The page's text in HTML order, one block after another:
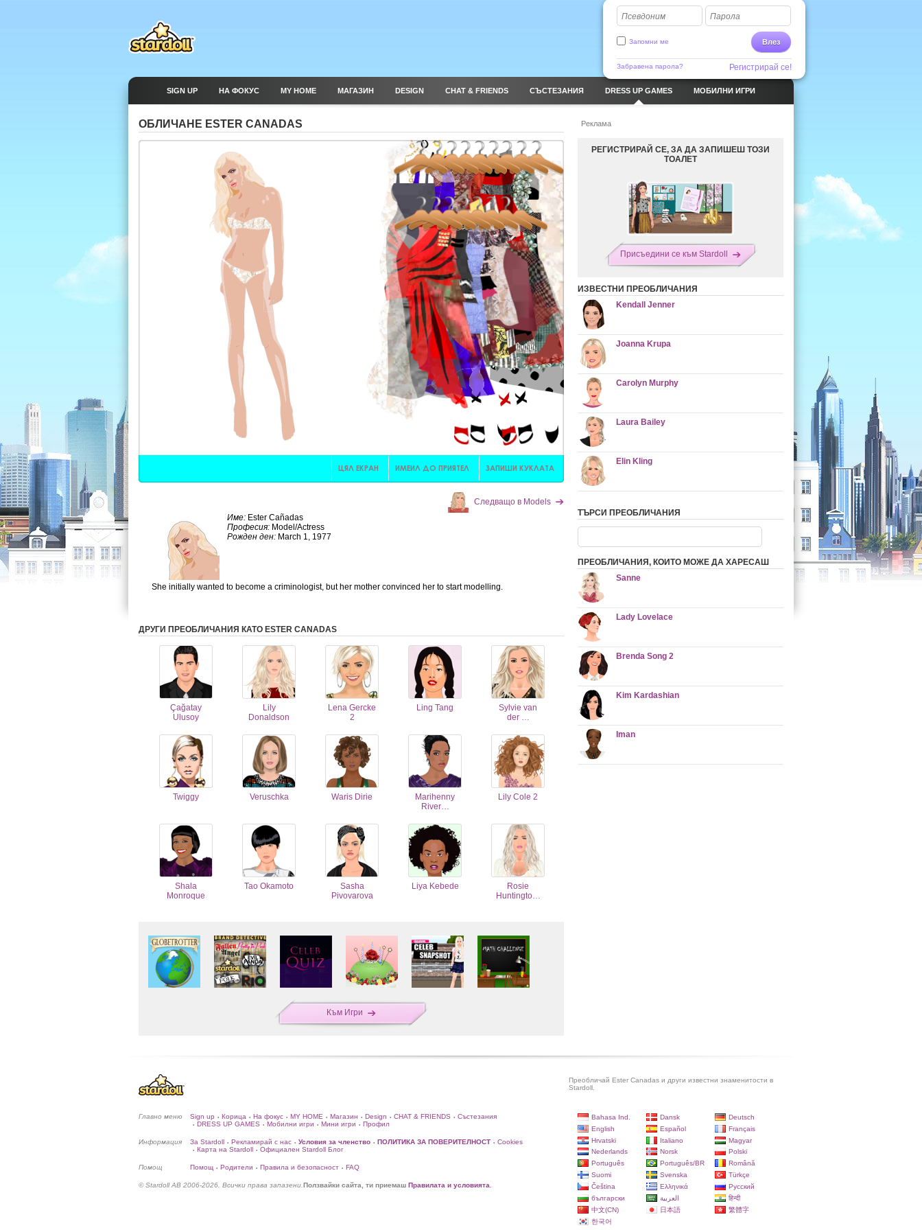
Псевдоним Парола
Влез
Запомни ме
Забравена парола? Регистрирай се!
SIGN UP НА ФОКУС MY HOME МАГАЗИН DESIGN CHAT & FRIENDS СЪСТЕЗАНИЯ DRESS UP GAMES МОБИЛНИ ИГРИ
ОБЛИЧАНЕ ESTER CANADAS
Следващо в Models
Име: Ester Cañadas
Професия: Model/Actress
Рожден ден: March 1, 1977
She initially wanted to become a criminologist, but her mother convinced her to start modelling.
ДРУГИ ПРЕОБЛИЧАНИЯ КАТО ESTER CANADAS
Çağatay
Ulusoy
Lily
Donaldson
Lena Gercke
2
Ling Tang
Sylvie van
der …
Twiggy Veruschka Waris Dirie
Marihenny
River…
Lily Cole 2
Shala
Monroque
Tao Okamoto
Sasha
Pivovarova
Liya Kebede
Rosie
Huntingto…
Към Игри
Реклама
РЕГИСТРИРАЙ СЕ, ЗА ДА ЗАПИШЕШ ТОЗИ
ТОАЛЕТ
Присъедини се към Stardoll
ИЗВЕСТНИ ПРЕОБЛИЧАНИЯ
Kendall Jenner
Joanna Krupa
Carolyn Murphy
Laura Bailey
Elin Kling
ТЪРСИ ПРЕОБЛИЧАНИЯ
ПРЕОБЛИЧАНИЯ, КОИТО МОЖЕ ДА ХАРЕСАШ
Sanne
Lady Lovelace
Brenda Song 2
Kim Kardashian
Iman
Преобличай Ester Canadas и други известни знаменитости в
Stardoll.
Главно меню Sign up • Корица • На фокус • MY HOME • Магазин • Design • CHAT & FRIENDS • Състезания
• DRESS UP GAMES • Мобилни игри • Мини игри • Профил
Информация За Stardoll • Рекламирай с нас • Условия за членство • ПОЛИТИКА ЗА ПОВЕРИТЕЛНОСТ • Cookies
• Карта на Stardoll • Официален Stardoll Блог
Помощ Помощ • Родители • Правила и безопасност • FAQ
© Stardoll AB 2006-2026. Всички права запазени. Ползвайки сайта, ти приемаш Правилата и условията
Bahasa Ind. Dansk
Deutsch
English
Español
Français
Hrvatski
Italiano
Magyar
Nederlands
Norsk
Polski
Português
Português/BR
Română
Suomi
Svenska
Türkçe
Čeština
Ελληνικά
Русский
български
العربية
हिन्दी
中文(CN)
日本語
繁體字
한국어